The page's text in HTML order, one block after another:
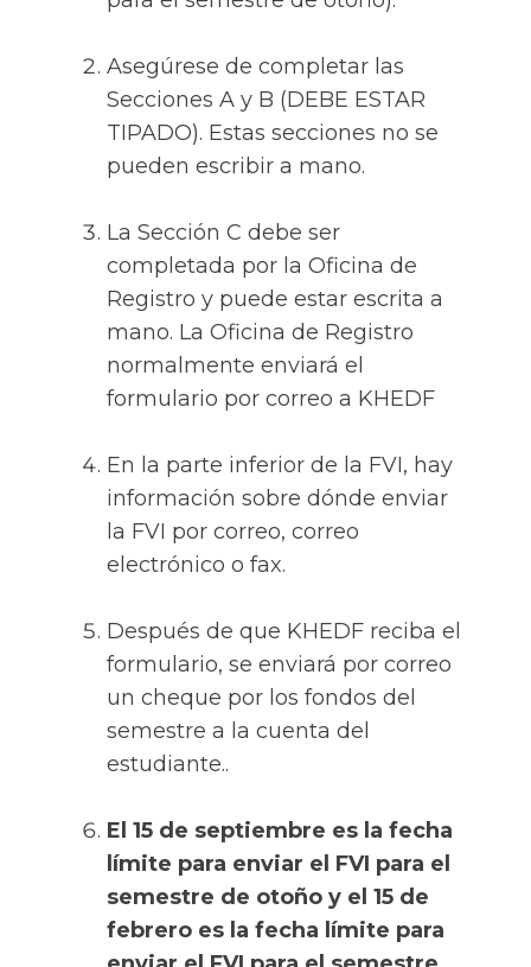
Asegúrese de completar las
Secciones A y B (DEBE ESTAR
TIPADO). Estas secciones no se
pueden escribir a mano.
La Sección C debe ser
completada por la Oficina de
Registro y puede estar escrita a
mano. La Oficina de Registro
normalmente enviará el
formulario por correo a KHEDF
En la parte inferior de la FVI, hay
información sobre dónde enviar
la FVI por correo, correo
electrónico o fax.
Después de que KHEDF reciba el
formulario, se enviará por correo
un cheque por los fondos del
semestre a la cuenta del
estudiante..
El 15 de septiembre es la fecha
límite para enviar el FVI para el
semestre de otoño y el 15 de
febrero es la fecha límite para